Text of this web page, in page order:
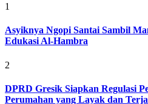
1
Asyiknya Ngopi Santai Sambil
Edukasi Al-Hambra
2
DPRD Gresik Siapkan Regulasi
Perumahan yang Layak dan